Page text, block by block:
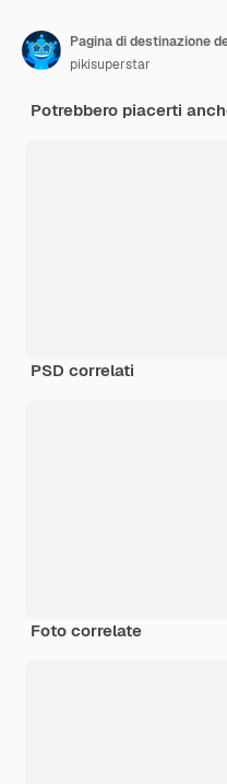
Pagina di destinazione
pikisuperstar
Potrebbero piacerti
PSD correlati
Foto correlate